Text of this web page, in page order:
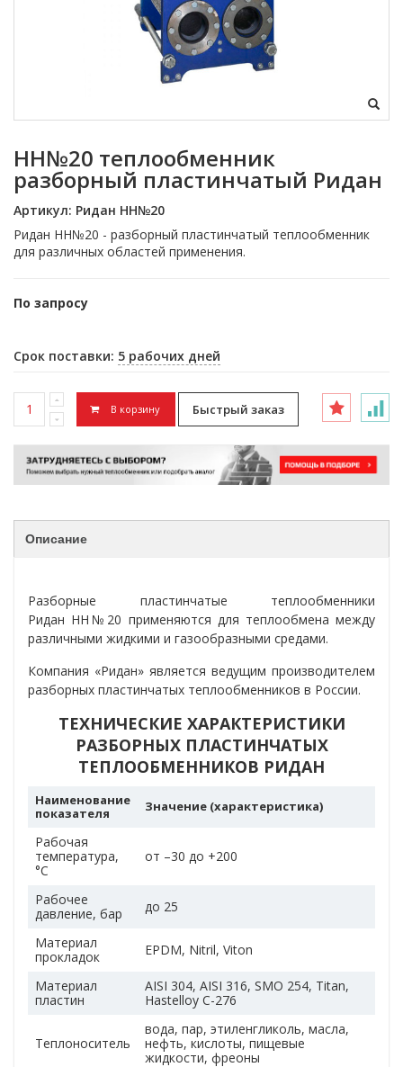
НН№20 теплообменник
разборный пластинчатый Ридан
Артикул: Ридан НН№20
Ридан НН№20 - разборный пластинчатый теплообменник
для различных областей применения.
По запросу
Срок поставки: 5 рабочих дней
В корзину Быстрый заказ
Описание
Разборные пластинчатые теплообменники
Ридан НН№20 применяются для теплообмена между
различными жидкими и газообразными средами.
Компания «Ридан» является ведущим производителем
разборных пластинчатых теплообменников в России.
ТЕХНИЧЕСКИЕ ХАРАКТЕРИСТИКИ
РАЗБОРНЫХ ПЛАСТИНЧАТЫХ
ТЕПЛООБМЕННИКОВ РИДАН
Наименование
показателя
Значение (характеристика)
Рабочая
температура,
°С
от –30 до +200
Рабочее
давление, бар
до 25
Материал
прокладок
EPDM, Nitril, Viton
Материал
пластин
AISI 304, AISI 316, SMO 254, Titan,
Hastelloy C-276
Теплоноситель
вода, пар, этиленгликоль, масла,
нефть, кислоты, пищевые
жидкости, фреоны